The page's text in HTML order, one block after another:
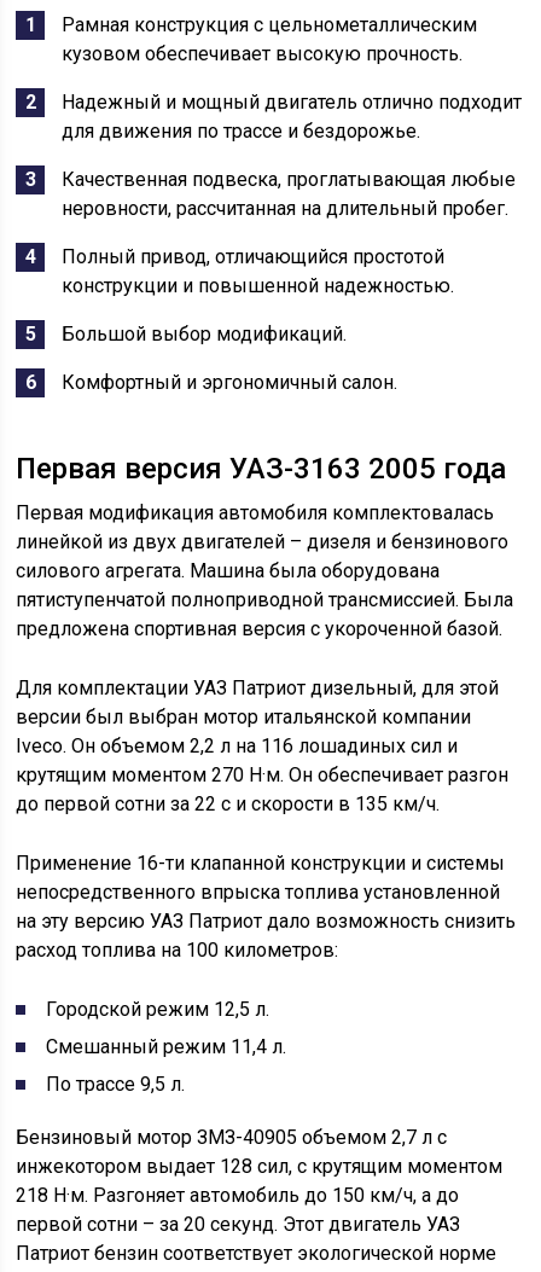
Рамная конструкция с цельнометаллическим
кузовом обеспечивает высокую прочность.
Надежный и мощный двигатель отлично подходит
для движения по трассе и бездорожье.
Качественная подвеска, проглатывающая любые
неровности, рассчитанная на длительный пробег.
Полный привод, отличающийся простотой
конструкции и повышенной надежностью.
Большой выбор модификаций.
Комфортный и эргономичный салон.
Первая версия УАЗ-3163 2005 года
Первая модификация автомобиля комплектовалась
линейкой из двух двигателей – дизеля и бензинового
силового агрегата. Машина была оборудована
пятиступенчатой полноприводной трансмиссией. Была
предложена спортивная версия с укороченной базой.
Для комплектации УАЗ Патриот дизельный, для этой
версии был выбран мотор итальянской компании
Iveco. Он объемом 2,2 л на 116 лошадиных сил и
крутящим моментом 270 Н·м. Он обеспечивает разгон
до первой сотни за 22 с и скорости в 135 км/ч.
Применение 16-ти клапанной конструкции и системы
непосредственного впрыска топлива установленной
на эту версию УАЗ Патриот дало возможность снизить
расход топлива на 100 километров:
Городской режим 12,5 л.
Смешанный режим 11,4 л.
По трассе 9,5 л.
Бензиновый мотор ЗМЗ-40905 объемом 2,7 л с
инжекотором выдает 128 сил, с крутящим моментом
218 Н·м. Разгоняет автомобиль до 150 км/ч, а до
первой сотни – за 20 секунд. Этот двигатель УАЗ
Патриот бензин соответствует экологической норме